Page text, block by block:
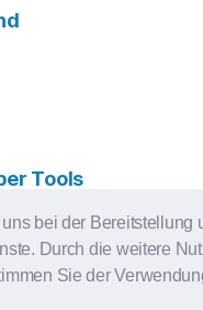
bei der Bereitstellung
Durch die weitere
Sie der
Tools